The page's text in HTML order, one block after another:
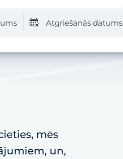
Atgriešanās datums
mēs
un,